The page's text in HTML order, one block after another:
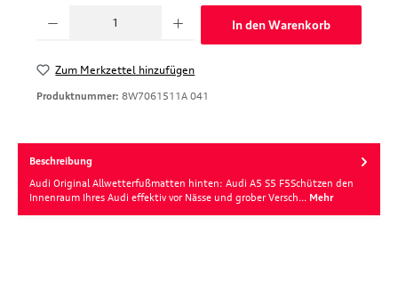
In den Warenkorb
Zum Merkzettel hinzufügen
Produktnummer: 8W7061511A 041
Beschreibung
Audi Original Allwetterfußmatten hinten: Audi A5 S5 F5Schützen den
Innenraum Ihres Audi effektiv vor Nässe und grober Versch… Mehr